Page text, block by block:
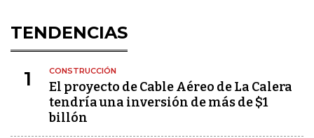
TENDENCIAS
1 CONSTRUCCIÓN
El proyecto de Cable Aéreo de La Calera
tendría una inversión de más de $1
billón